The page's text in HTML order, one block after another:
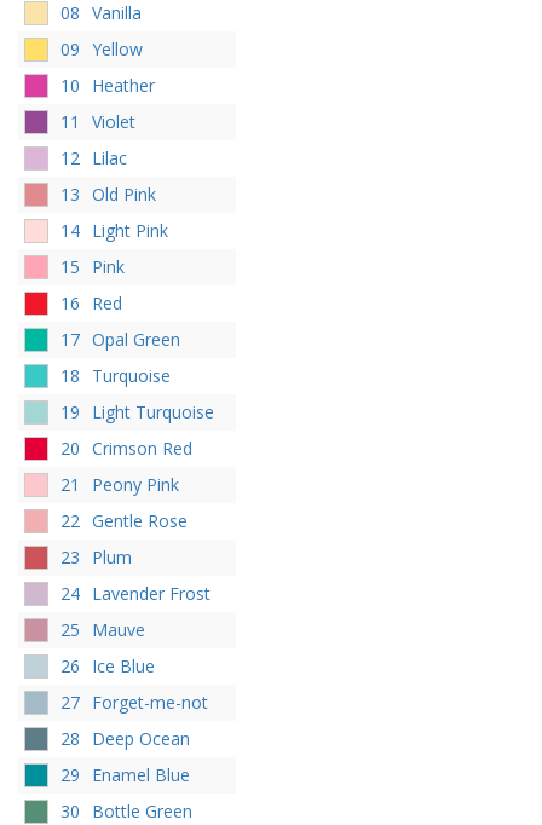
08 Vanilla
09 Yellow
10
Heather
11
Violet
12 Lilac
13 Old Pink
14 Light Pink
15
Pink
16
Red
17 Opal Green
18
Turquoise
19
Light Turquoise
20 Crimson Red
21
Peony Pink
22 Gentle Rose
23
Plum
24 Lavender Frost
25
Mauve
26
Ice Blue
27 Forget-me-not
28
Deep Ocean
29
Enamel Blue
30
Bottle Green